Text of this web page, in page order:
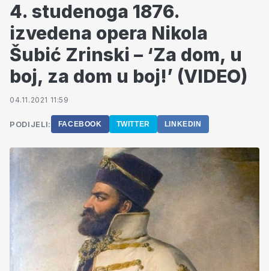
4. studenoga 1876.
izvedena opera Nikola
Šubić Zrinski – ‘Za dom, u
boj, za dom u boj!’ (VIDEO)
04.11.2021 11:59
PODIJELI: FACEBOOK TWITTER LINKEDIN